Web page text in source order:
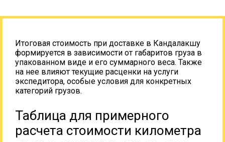
Итоговая стоимость при доставке в Кандалакшу
формируется в зависимости от габаритов груза в
упакованном виде и его суммарного веса. Также
на нее влияют текущие расценки на услуги
экспедитора, особые условия для конкретных
категорий грузов.
Таблица для примерного
расчета стоимости километра